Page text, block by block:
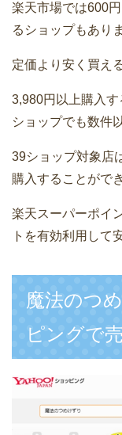
楽天市場では600
るショップもあり
定価より安く買え
3,980円以上購入
ショップでも数件
39ショップ対象店
購入することがで
楽天スーパーポイ
トを有効利用して
魔法のつ
ピングで